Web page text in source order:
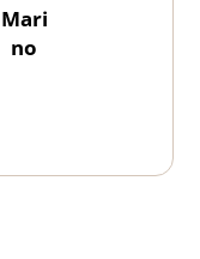
Mari
no